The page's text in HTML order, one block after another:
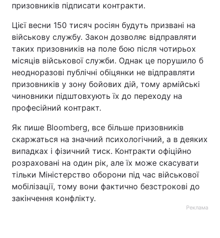
призовників підписати контракти.
Цієї весни 150 тисяч росіян будуть призвані на
військову службу. Закон дозволяє відправляти
таких призовників на поле бою після чотирьох
місяців військової служби. Однак це порушило б
неодноразові публічні обіцянки не відправляти
призовників у зону бойових дій, тому армійські
чиновники підштовхують їх до переходу на
професійний контракт.
Як пише Bloomberg, все більше призовників
скаржаться на значний психологічний, а в деяких
випадках і фізичний тиск. Контракти офіційно
розраховані на один рік, але їх може скасувати
тільки Міністерство оборони під час військової
мобілізації, тому вони фактично безстрокові до
закінчення конфлікту.
Реклама